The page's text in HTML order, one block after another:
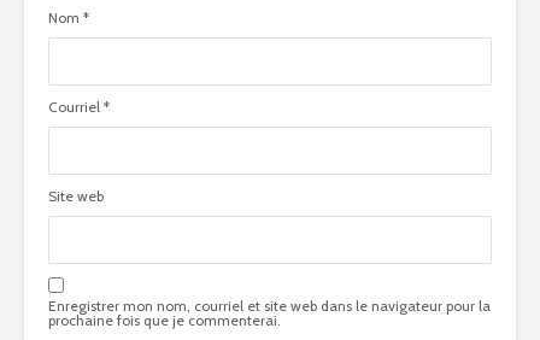
Nom *
Courriel *
Site web
Enregistrer mon nom, courriel et site web dans le navigateur pour la
prochaine fois que je commenterai.